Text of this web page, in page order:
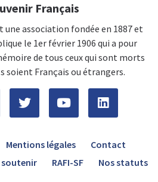
Français
une association fondée en 1887 et
le 1er février 1906 qui a pour
de tous ceux qui sont morts
soient Français ou étrangers.
Mentions légales
Contact
soutenir RAFI-SF Nos statuts